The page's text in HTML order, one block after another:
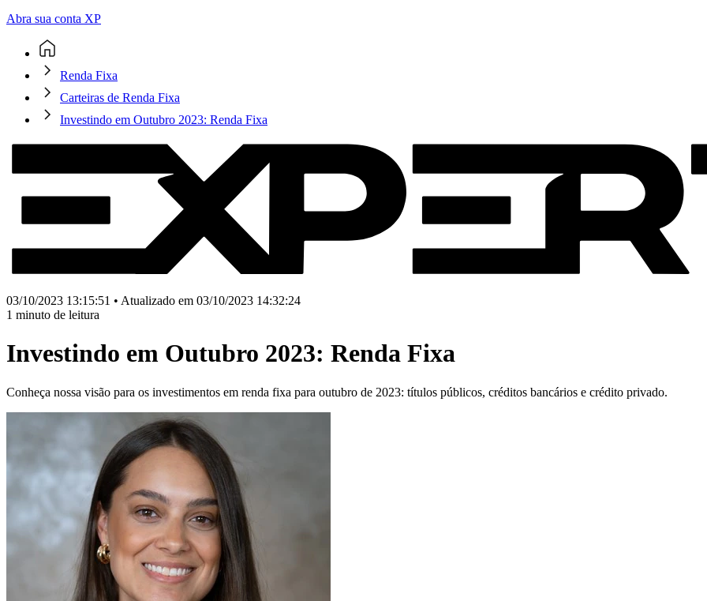
Abra sua conta XP
Renda Fixa
Carteiras de Renda Fixa
Investindo em Outubro 2023: Renda Fixa
03/10/2023 13:15:51 • Atualizado em 03/10/2023 14:32:24
1 minuto de leitura
Investindo em Outubro 2023: Renda Fixa
Conheça nossa visão para os investimentos em renda fixa para outubro de 2023: títulos públicos, créditos bancários e crédito privado.